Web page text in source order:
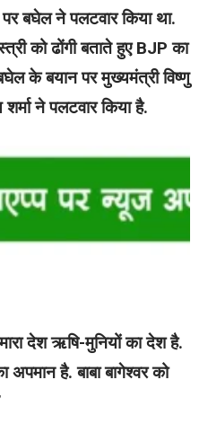
बघेल ने पलटवार किया था.
को ढोंगी बताते हुए BJP का
के बयान पर मुख्यमंत्री विष्णु
ने पलटवार किया है.
देश ऋषि-मुनियों का देश है.
है. बाबा बागेश्वर को